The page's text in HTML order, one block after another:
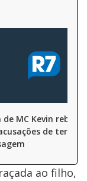
de MC Kevin rebate
de ter
ao filho,